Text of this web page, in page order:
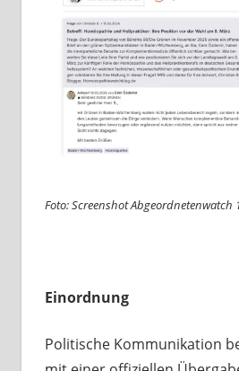
Foto: Screenshot Abgeordnetenwatch
Einordnung
Politische Kommunikation